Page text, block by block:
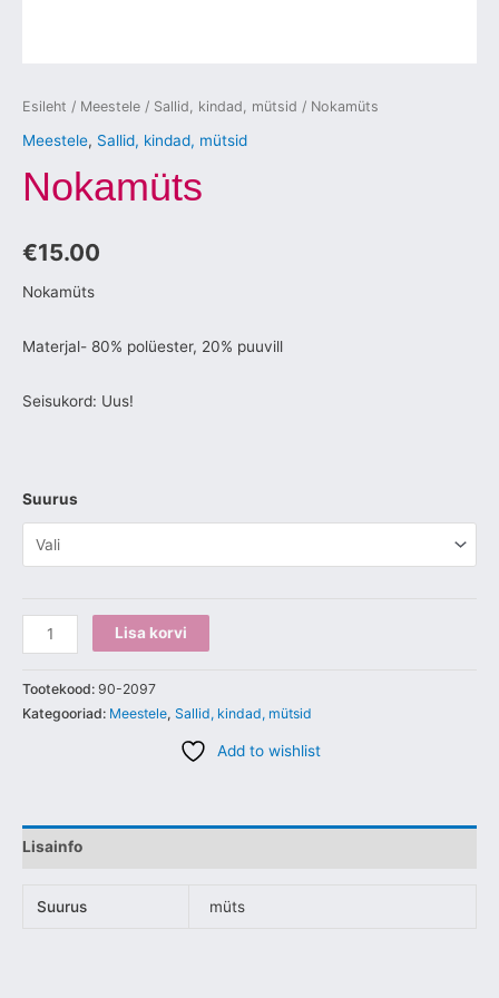
Esileht / Meestele / Sallid, kindad, mütsid / Nokamüts
Meestele, Sallid, kindad, mütsid
Nokamüts
€15.00
Nokamüts
Materjal- 80% polüester, 20% puuvill
Seisukord: Uus!
Suurus
Lisa korvi
Tootekood: 90-2097
Kategooriad: Meestele, Sallid, kindad, mütsid
Add to wishlist
Lisainfo
Suurus müts